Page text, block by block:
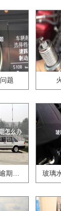
题
驾驶证到期没有换,逾期怎么办?? 玻璃